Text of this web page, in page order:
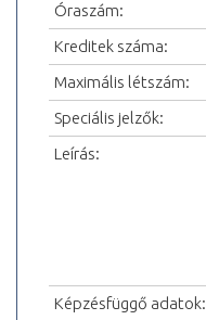
Óraszám:
Kreditek száma:
Maximális létszám:
Speciális jelzők:
Leírás:
Képzésfüggő adatok: